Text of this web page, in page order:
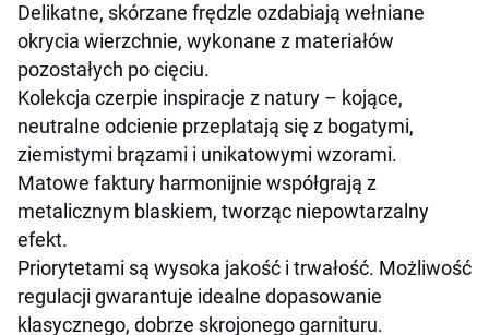
Delikatne, skórzane frędzle ozdabiają wełniane
okrycia wierzchnie, wykonane z materiałów
pozostałych po cięciu.
Kolekcja czerpie inspiracje z natury – kojące,
neutralne odcienie przeplatają się z bogatymi,
ziemistymi brązami i unikatowymi wzorami.
Matowe faktury harmonijnie współgrają z
metalicznym blaskiem, tworząc niepowtarzalny
efekt.
Priorytetami są wysoka jakość i trwałość. Możliwość
regulacji gwarantuje idealne dopasowanie
klasycznego, dobrze skrojonego garnituru.